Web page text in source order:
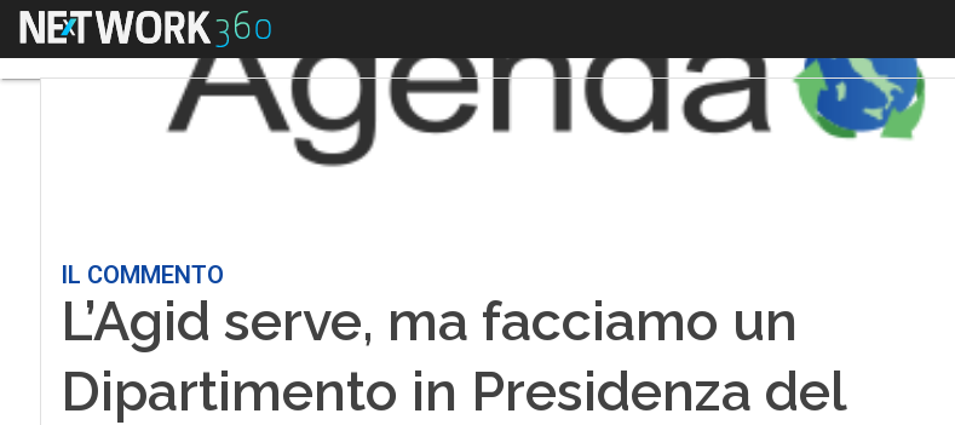
Menu
IL COMMENTO
L’Agid serve, ma facciamo un
Dipartimento in Presidenza del